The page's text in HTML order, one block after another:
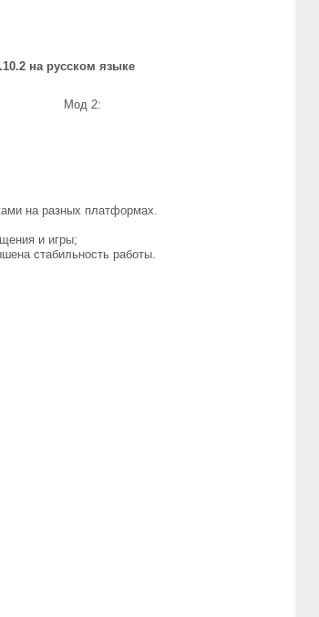
на русском языке
2:
на разных платформах.
и игры;
стабильность работы.